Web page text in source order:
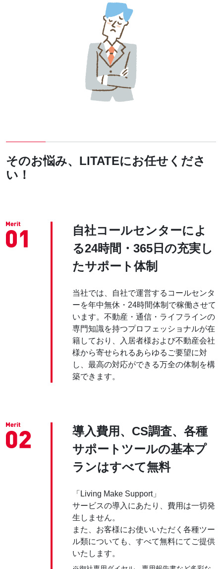
そのお悩み、LITATEにお任せくださ
い！
自社コールセンターによ
る24時間・365日の充実し
たサポート体制
当社では、自社で運営するコールセンタ
ーを年中無休・24時間体制で稼働させて
います。不動産・通信・ライフラインの
専門知識を持つプロフェッショナルが在
籍しており、入居者様および不動産会社
様から寄せられるあらゆるご要望に対
し、最高の対応ができる万全の体制を構
築できます。
導入費用、CS調査、各種
サポートツールの基本プ
ランはすべて無料
「Living Make Support」
サービスの導入にあたり、費用は一切発
生しません。
また、お客様にお使いいただく各種ツー
ル類についても、すべて無料にてご提供
いたします。